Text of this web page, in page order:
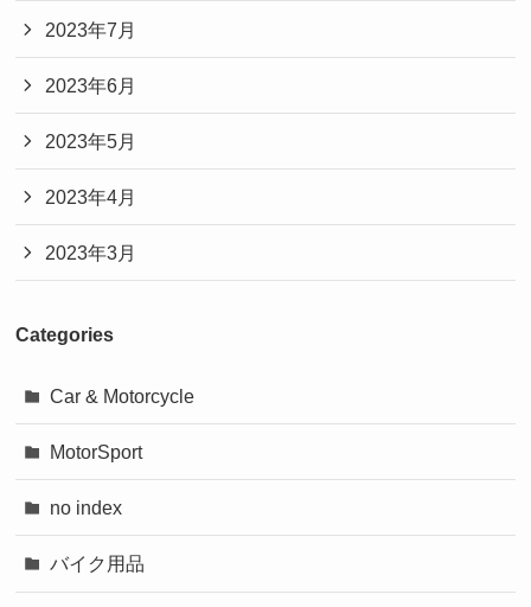
2023年7月
2023年6月
2023年5月
2023年4月
2023年3月
Categories
Car & Motorcycle
MotorSport
no index
バイク用品